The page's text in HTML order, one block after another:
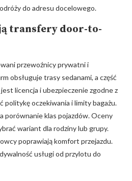
do adresu docelowego.
transfery door-to-
przewoźnicy prywatni i
obsługuje trasy sedanami, a część
licencja i ubezpieczenie zgodne z
politykę oczekiwania i limity bagażu.
porównanie klas pojazdów. Oceny
wariant dla rodziny lub grupy.
poprawiają komfort przejazdu.
usługi od przylotu do